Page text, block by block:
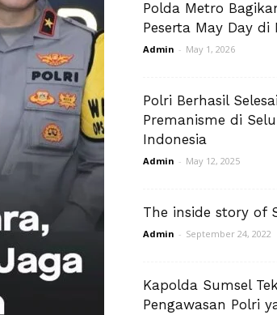
Polda Metro
Peserta May Day di
Admin - May 1, 2026
Polri Berhasil
Premanisme di
Indonesia
Admin - May 12, 2025
The inside story of
Admin - September 24, 2022
Kapolda Sumsel
Pengawasan Polri